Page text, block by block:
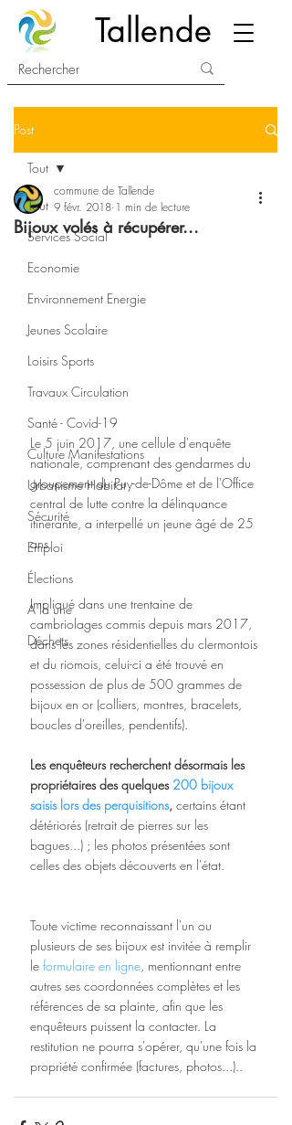
Tallende
Post
Tout
Services Social
Economie
Environnement Energie
Jeunes Scolaire
Loisirs Sports
Travaux Circulation
Santé - Covid-19
Culture Manifestations
Urbanisme Habitat
Sécurité
Emploi
Élections
A la une
Déchets
Tout
Bijoux volés à récupérer...
commune de Tallende
9 févr. 2018 1 min de lecture
Le 5 juin 2017, une cellule d'enquête
nationale, comprenant des gendarmes du
groupement du Puy-de-Dôme et de l'Office
central de lutte contre la délinquance
itinérante, a interpellé un jeune âgé de 25
ans.
Impliqué dans une trentaine de
cambriolages commis depuis mars 2017,
dans les zones résidentielles du clermontois
et du riomois, celui-ci a été trouvé en
possession de plus de 500 grammes de
bijoux en or (colliers, montres, bracelets,
boucles d'oreilles, pendentifs).
Les enquêteurs recherchent désormais les
propriétaires des quelques 200 bijoux
saisis lors des perquisitions, certains étant
détériorés (retrait de pierres sur les
bagues...) ; les photos présentées sont
celles des objets découverts en l'état.
Toute victime reconnaissant l'un ou
plusieurs de ses bijoux est invitée à remplir
le formulaire en ligne , mentionnant entre
autres ses coordonnées complètes et les
références de sa plainte, afin que les
enquêteurs puissent la contacter. La
restitution ne pourra s'opérer, qu'une fois la
propriété confirmée (factures, photos...)..